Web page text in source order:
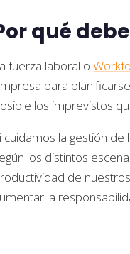
qué
fuerza laboral o
para
los imprevistos
cuidamos la gestión
los distintos
de
la